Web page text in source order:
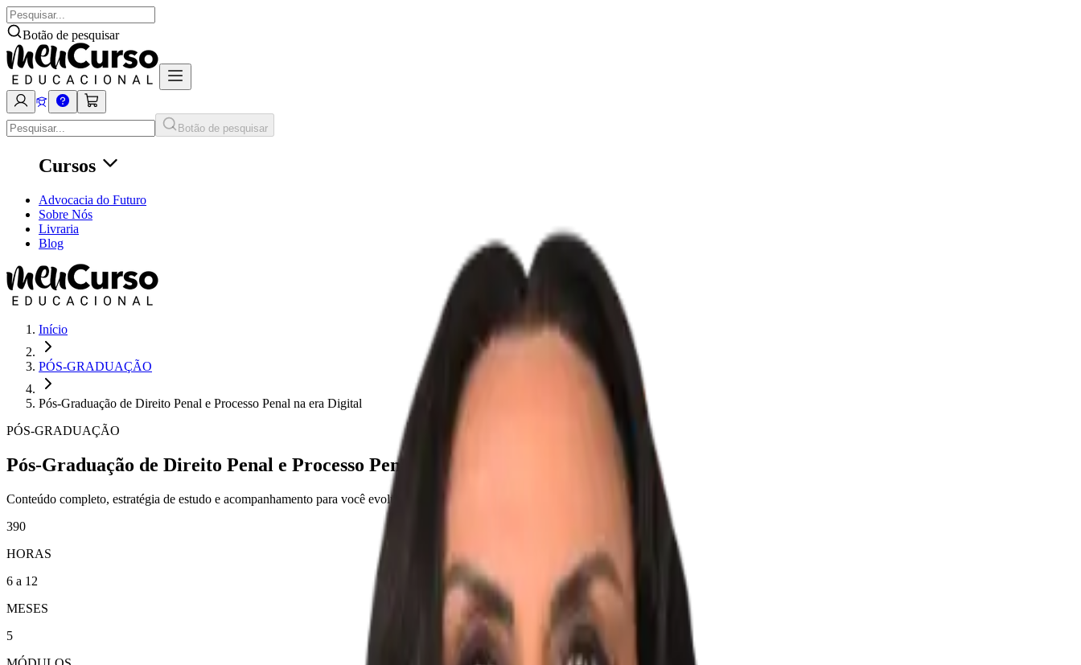
Botão de pesquisar
Botão de pesquisar
Cursos
Advocacia do Futuro
Sobre Nós
Livraria
Blog
Início
PÓS-GRADUAÇÃO
Pós-Graduação de Direito Penal e Processo Penal na era Digital
PÓS-GRADUAÇÃO
Pós-Graduação de Direito Penal e Processo Penal na era Digital
Conteúdo completo, estratégia de estudo e acompanhamento para você evoluir com segurança.
390
HORAS
6 a 12
MESES
5